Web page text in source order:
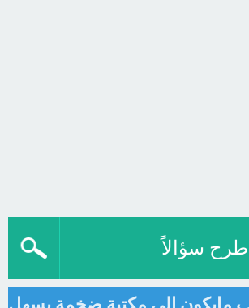
اطرح سؤالاً